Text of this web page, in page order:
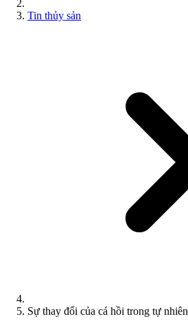
Tin thủy sản
Sự thay đổi của cá hồi trong tự nhiên